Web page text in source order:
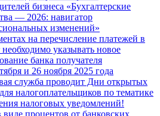
бизнеса «Бухгалтерские
— 2026: навигатор
изменений»
на перечисление платежей в
указывать новое
банка получателя
и 26 ноября 2025 года
служба проводит Дни открытых
налогоплательщиков по тематике
налоговых уведомлений!
виде процентов от банковских